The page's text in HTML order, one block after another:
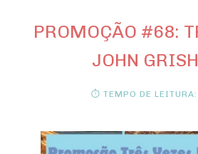
PROMOÇÃO #68:
JOHN
⏱ TEMPO DE